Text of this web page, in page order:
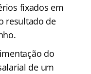
fixados em
resultado de
do
de um